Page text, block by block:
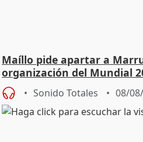
Maíllo pide apartar a
organización del Mundial
Sonido Totales 08/